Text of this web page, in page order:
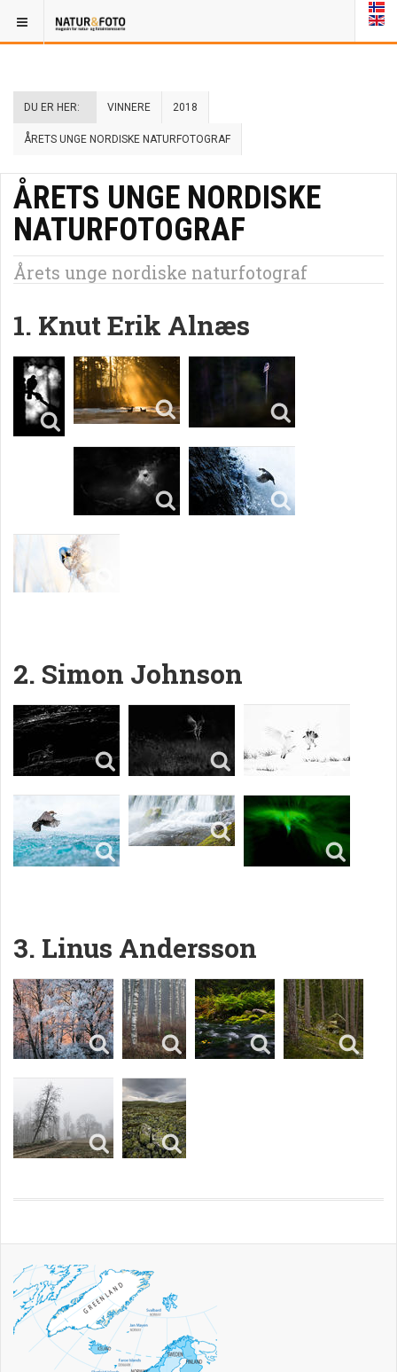
DU ER HER: VINNERE 2018
ÅRETS UNGE NORDISKE NATURFOTOGRAF
ÅRETS UNGE NORDISKE
NATURFOTOGRAF
Årets unge nordiske naturfotograf
1. Knut Erik Alnæs
2. Simon Johnson
3. Linus Andersson